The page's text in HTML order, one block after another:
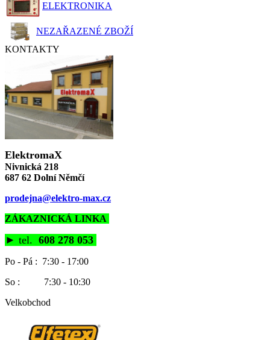
ELEKTRONIKA
NEZAŘAZENÉ ZBOŽÍ
KONTAKTY
ElektromaX
Nivnická 218
687 62 Dolní Němčí
prodejna@elektro-max.cz
ZÁKAZNICKÁ LINKA
► tel. 608 278 053
Po - Pá : 7:30 - 17:00
So : 7:30 - 10:30
Velkobchod